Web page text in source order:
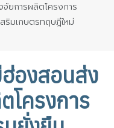
ยการผลิตโครงการ
มเกษตรทฤษฎีใหม่
องสอนส่ง
โครงการ